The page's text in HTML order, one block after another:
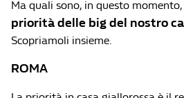
Ma quali sono, in questo
priorità delle big del nostro
Scopriamoli insieme.
ROMA